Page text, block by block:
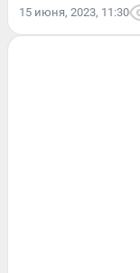
15 июня, 2023, 11:30